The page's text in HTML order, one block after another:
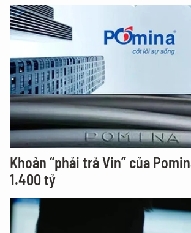
Khoản “phải trả Vin” của
1.400 tỷ